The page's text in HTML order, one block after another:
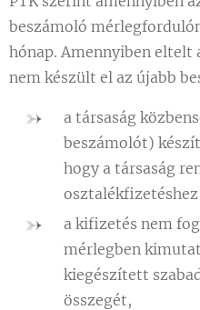
beszámoló
hónap. Amennyiben eltelt
nem készült el az újabb
a társaság
beszámolót)
hogy a társaság
a kifizetés nem
mérlegben
kiegészített
összegét,